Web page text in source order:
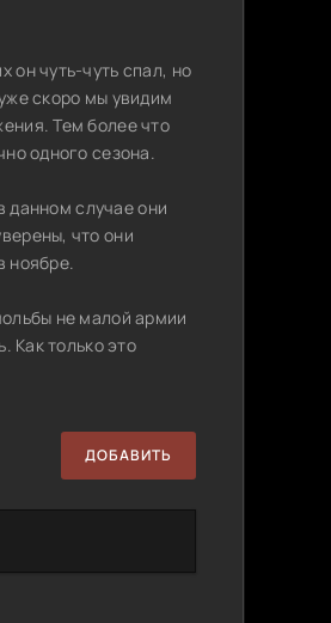
он чуть-чуть спал, но
скоро мы увидим
Тем более что
одного сезона.
данном случае они
что они
ноябре.
не малой армии
Как только это
ДОБАВИТЬ